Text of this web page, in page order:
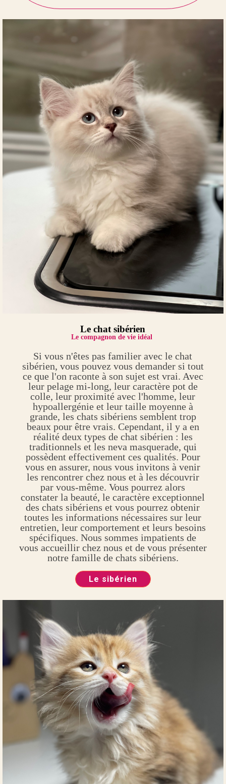
Le chat sibérien
Le compagnon de vie idéal
Si vous n'êtes pas familier avec le chat
sibérien, vous pouvez vous demander si tout
ce que l'on raconte à son sujet est vrai. Avec
leur pelage mi-long, leur caractère pot de
colle, leur proximité avec l'homme, leur
hypoallergénie et leur taille moyenne à
grande, les chats sibériens semblent trop
beaux pour être vrais. Cependant, il y a en
réalité deux types de chat sibérien : les
traditionnels et les neva masquerade, qui
possèdent effectivement ces qualités. Pour
vous en assurer, nous vous invitons à venir
les rencontrer chez nous et à les découvrir
par vous-même. Vous pourrez alors
constater la beauté, le caractère exceptionnel
des chats sibériens et vous pourrez obtenir
toutes les informations nécessaires sur leur
entretien, leur comportement et leurs besoins
spécifiques. Nous sommes impatients de
vous accueillir chez nous et de vous présenter
notre famille de chats sibériens.
Le sibérien